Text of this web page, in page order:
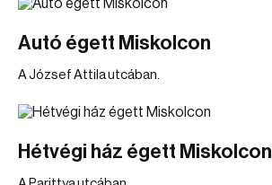
Autó égett Miskolcon
A József Attila utcában.
Hétvégi ház égett Miskolcon